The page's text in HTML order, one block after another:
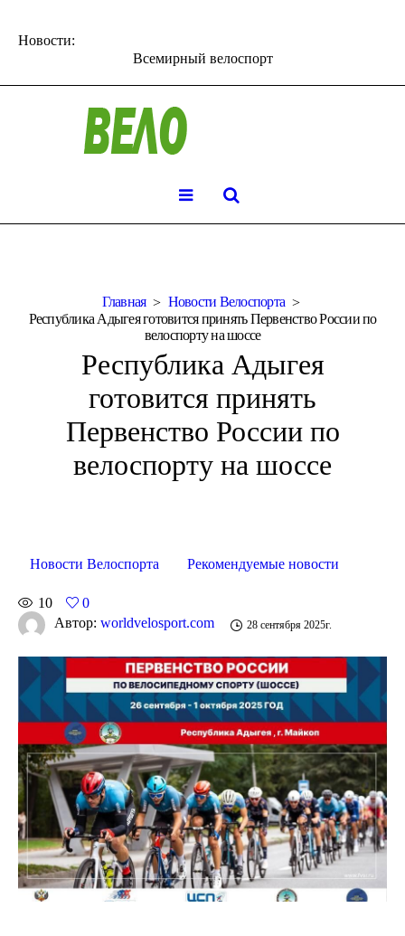
Новости:
Всемирный велоспорт
Главная
Новости Велоспорта
Республика Адыгея готовится принять Первенство России по
велоспорту на шоссе
Республика Адыгея
готовится принять
Первенство России по
велоспорту на шоссе
Новости Велоспорта Рекомендуемые новости
10
0
Автор: worldvelosport.com 28 сентября 2025г.